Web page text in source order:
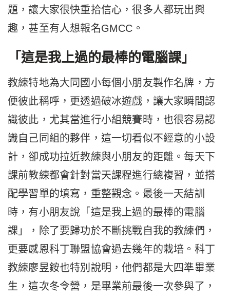
題，讓大家很快重拾信心，很多人都玩出興
趣，甚至有人想報名GMCC。
「這是我上過的最棒的電腦課」
教練特地為大同國小每個小朋友製作名牌，方
便彼此稱呼，更透過破冰遊戲，讓大家瞬間認
識彼此，尤其當進行小組競賽時，也很容易認
識自己同組的夥伴，這一切看似不經意的小設
計，卻成功拉近教練與小朋友的距離。每天下
課前教練都會針對當天課程進行總複習，並搭
配學習單的填寫，重整觀念。最後一天結訓
時，有小朋友說「這是我上過的最棒的電腦
課」，除了要歸功於不斷挑戰自我的教練們，
更要感恩科丁聯盟協會過去幾年的栽培。科丁
教練廖昱銨也特別說明，他們都是大四準畢業
生，這次冬令營，是畢業前最後一次參與了，